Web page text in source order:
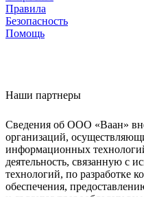
Правила
Безопасность
Помощь
Наши партнеры
Сведения об ООО «Ваан»
организаций,
информационных
деятельность, связанную с
технологий, по разработке
обеспечения,